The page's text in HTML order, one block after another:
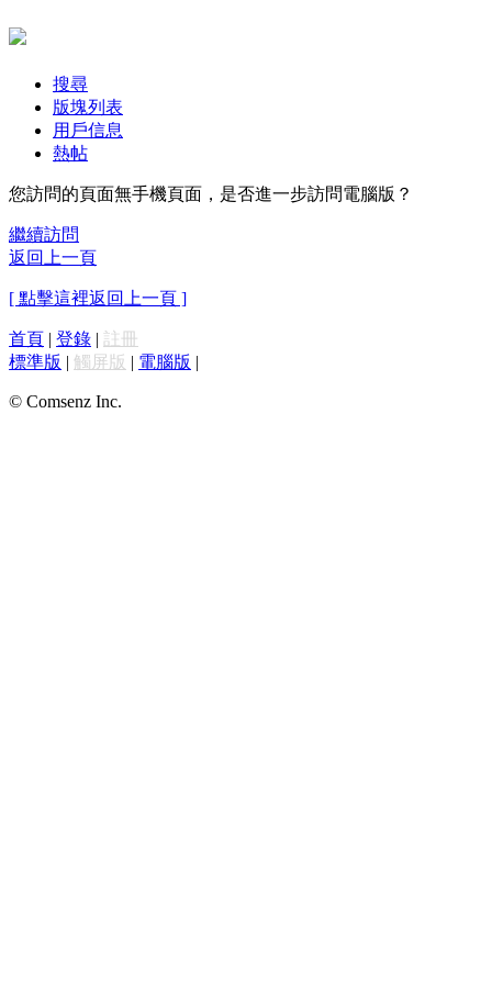
搜尋
版塊列表
用戶信息
熱帖
您訪問的頁面無手機頁面，是否進一步訪問電腦版？
繼續訪問
返回上一頁
[ 點擊這裡返回上一頁 ]
首頁 | 登錄 | 註冊
標準版 | 觸屏版 | 電腦版 |
© Comsenz Inc.